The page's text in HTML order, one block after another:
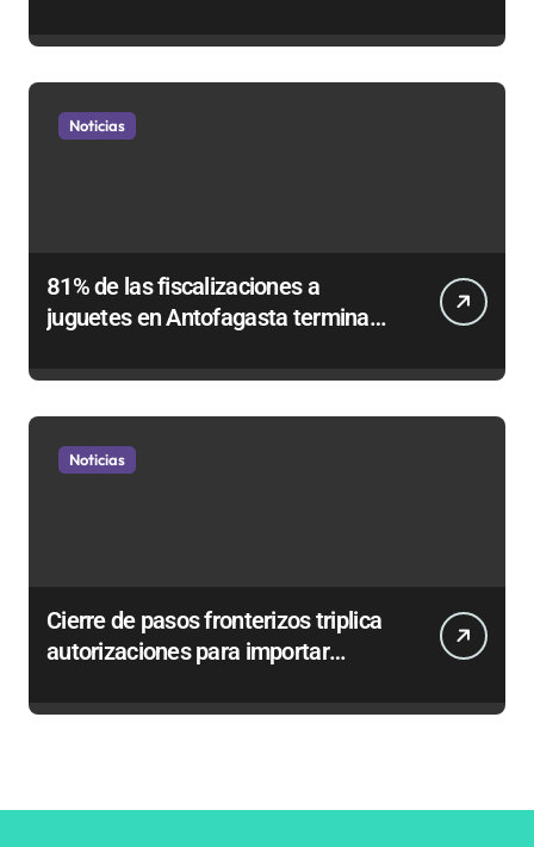
de Valparaíso
Noticias
81% de las fiscalizaciones a
juguetes en Antofagasta termina
Noticias
Cierre de pasos fronterizos triplica
autorizaciones para importar